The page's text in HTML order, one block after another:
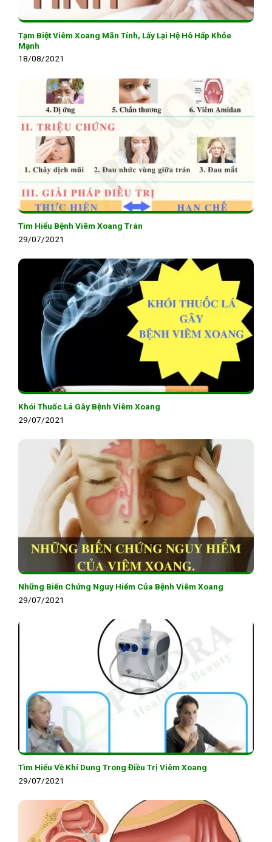
Tạm Biệt Viêm Xoang Mãn Tính, Lấy Lại Hệ Hô Hấp Khỏe
Mạnh
18/08/2021
Tìm Hiểu Bệnh Viêm Xoang Trán
29/07/2021
Khói Thuốc Lá Gây Bệnh Viêm Xoang
29/07/2021
Những Biến Chứng Nguy Hiểm Của Bệnh Viêm Xoang
29/07/2021
Tìm Hiểu Về Khí Dung Trong Điều Trị Viêm Xoang
29/07/2021